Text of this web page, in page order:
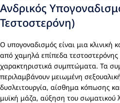
Ανδρικός
Τεστοστερόνη)
Ο υπογοναδισμός είναι μια κλινική
από χαμηλά επίπεδα
χαρακτηριστικά συμπτώματα. Τα
περιλαμβάνουν μειωμένη
δυσλειτουργία, αίσθημα κόπωσης
μυϊκή μάζα, αύξηση του σωματικού